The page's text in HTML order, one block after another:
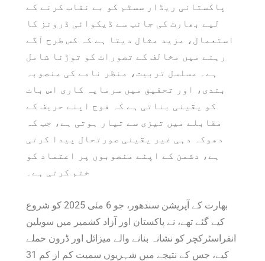
پاکستانی ریڈار سسٹم کو بے نقاب کرنے کے
لیے بھارت کی جانب سے ڈیکوائی ڈرونز کا
استعمال، مزید مثال دیتا ہے کہ کس طرح آگے
رہنے میں مخالف کے تصورات کو توڑنا شامل
ہے۔ مسلسل تربیت، منظر نامے کی منصوبہ
بندی، اور تحقیق میں سرمایہ کاری اس بات
کو یقینی بناتی ہے کہ فوج اپنے حریف کے
مقابلے میں تیزی سے تیار ہوتی ہے، جب کہ
دھوکہ دہی غیر یقینی صورتحال پیدا کرتی
ہے، دشمن کے اپنے منصوبوں پر اعتماد کو
ختم کرتی ہے۔
بھارت کے آپریشن سندھور، جو 6 مئی 2025 کو شروع
کیے گئے تھے، نے پاکستان اور آزاد کشمیر میں سویلین
انفراسٹرکچر کو نشانہ بنانے والے میزائل اور ڈرون حملے
کیے، جس کے نتیجے میں شہریوں سمیت کم از کم 31